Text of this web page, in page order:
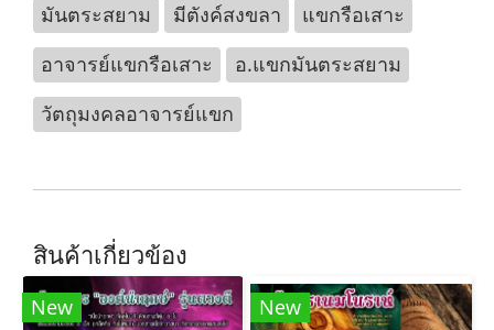
มันตระสยาม
มีตังค์สงขลา
แขกรือเสาะ
อาจารย์แขกรือเสาะ
อ.แขกมันตระสยาม
วัตถุมงคลอาจารย์แขก
สินค้าเกี่ยวข้อง
New New